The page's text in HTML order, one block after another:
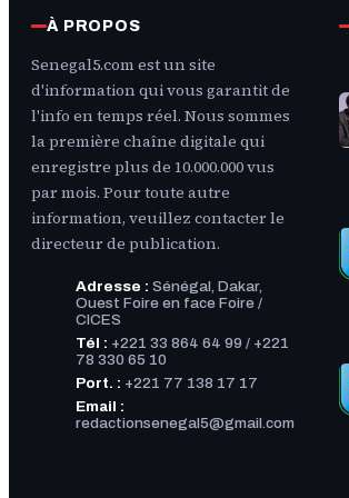
À PROPOS
Senegal5.com est un site
d'information qui vous garantit de
l'info en temps réel. Nous sommes
la première chaîne digitale qui
enregistre plus de 10.000.000 vus
par mois. Pour toute autre
information, veuillez contacter le
directeur de publication.
Adresse : Sénégal, Dakar,
Ouest Foire en face Foire /
CICES
Tél : +221 33 864 64 99 / +221
78 330 65 10
Port. : +221 77 138 17 17
Email :
redactionsenegal5@gmail.com